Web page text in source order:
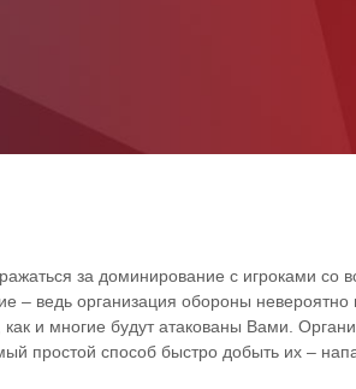
за доминирование с игроками со
– ведь организация обороны невероятно
и многие будут атакованы Вами.
простой способ быстро добыть их –